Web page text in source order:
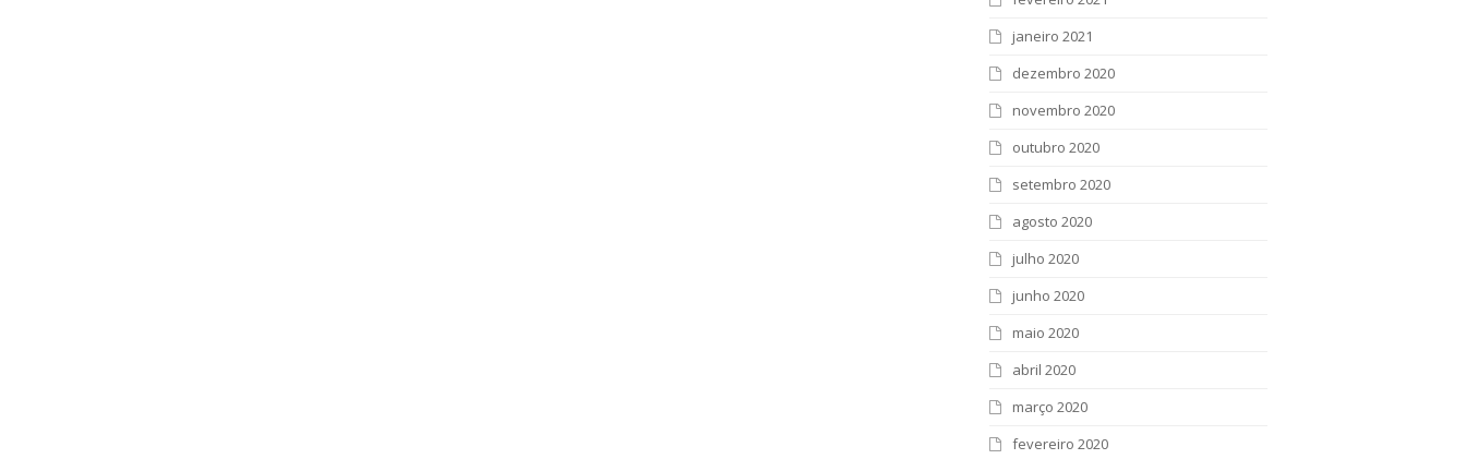
janeiro 2021
dezembro 2020
novembro 2020
outubro 2020
setembro 2020
agosto 2020
julho 2020
junho 2020
maio 2020
abril 2020
março 2020
fevereiro 2020